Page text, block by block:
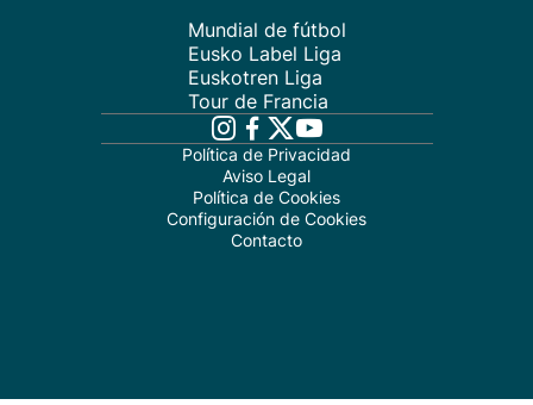
Mundial de fútbol
Eusko Label Liga
Euskotren Liga
Tour de Francia
Política de Privacidad
Aviso Legal
Política de Cookies
Configuración de Cookies
Contacto